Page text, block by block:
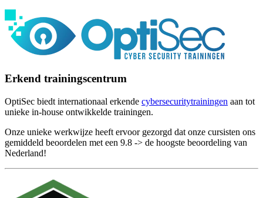
Erkend trainingscentrum
OptiSec biedt internationaal erkende cybersecuritytrainingen aan tot
unieke in-house ontwikkelde trainingen.
Onze unieke werkwijze heeft ervoor gezorgd dat onze cursisten ons
gemiddeld beoordelen met een 9.8 -> de hoogste beoordeling van
Nederland!